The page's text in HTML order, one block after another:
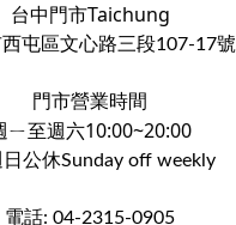
台中門市Taichung
屯區文心路三段107-17號
門市營業時間
ㄧ至週六10:00~20:00
公休Sunday off weekly
電話: 04-2315-0905